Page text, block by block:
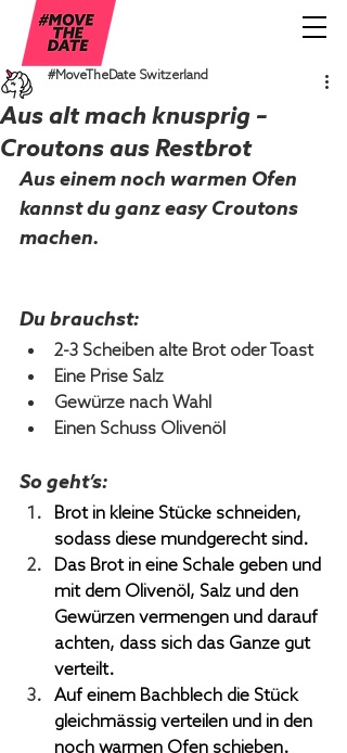
Aus alt mach knusprig –
Croutons aus Restbrot
#MoveTheDate Switzerland
Aus einem noch warmen Ofen
kannst du ganz easy Croutons
machen.
Du brauchst:
2-3 Scheiben alte Brot oder Toast
Eine Prise Salz
Gewürze nach Wahl
Einen Schuss Olivenöl
So geht’s:
Brot in kleine Stücke schneiden,
sodass diese mundgerecht sind.
Das Brot in eine Schale geben und
mit dem Olivenöl, Salz und den
Gewürzen vermengen und darauf
achten, dass sich das Ganze gut
verteilt.
Auf einem Bachblech die Stück
gleichmässig verteilen und in den
noch warmen Ofen schieben.